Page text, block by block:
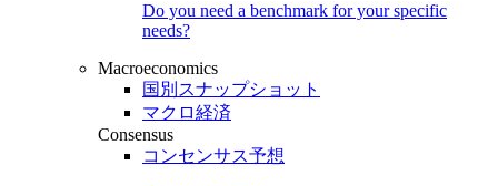
Do you need a benchmark for your specific
needs?
Macroeconomics
国別スナップショット
マクロ経済
Consensus
コンセンサス予想